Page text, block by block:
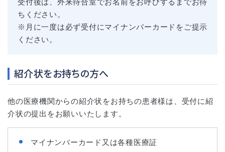
受付後は、外来待合室でお名前をお呼びするまでお待
ちください。
※月に一度は必ず受付にマイナンバーカードをご提示
ください。
紹介状をお持ちの方へ
他の医療機関からの紹介状をお持ちの患者様は、受付に紹
介状の提出をお願いいたします。
マイナンバーカード又は各種医療証